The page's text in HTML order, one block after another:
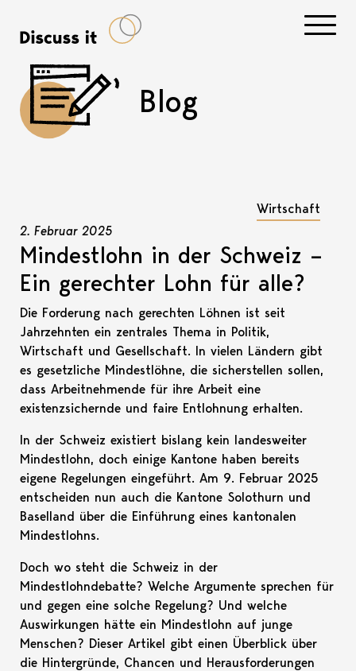
Blog
Wirtschaft
2. Februar 2025
Mindestlohn in der Schweiz –
Ein gerechter Lohn für alle?
Die Forderung nach gerechten Löhnen ist seit
Jahrzehnten ein zentrales Thema in Politik,
Wirtschaft und Gesellschaft. In vielen Ländern gibt
es gesetzliche Mindestlöhne, die sicherstellen sollen,
dass Arbeitnehmende für ihre Arbeit eine
existenzsichernde und faire Entlohnung erhalten.
In der Schweiz existiert bislang kein landesweiter
Mindestlohn, doch einige Kantone haben bereits
eigene Regelungen eingeführt. Am 9. Februar 2025
entscheiden nun auch die Kantone Solothurn und
Baselland über die Einführung eines kantonalen
Mindestlohns.
Doch wo steht die Schweiz in der
Mindestlohndebatte? Welche Argumente sprechen für
und gegen eine solche Regelung? Und welche
Auswirkungen hätte ein Mindestlohn auf junge
Menschen? Dieser Artikel gibt einen Überblick über
die Hintergründe, Chancen und Herausforderungen